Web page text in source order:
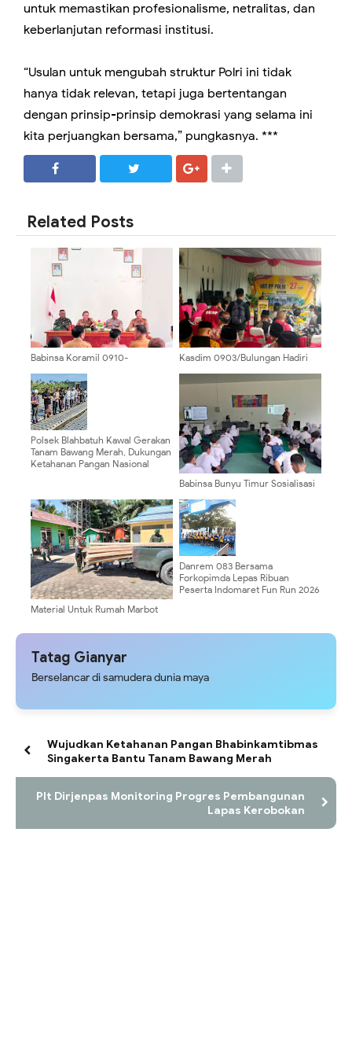
untuk memastikan profesionalisme, netralitas, dan
keberlanjutan reformasi institusi.
“Usulan untuk mengubah struktur Polri ini tidak
hanya tidak relevan, tetapi juga bertentangan
dengan prinsip-prinsip demokrasi yang selama ini
kita perjuangkan bersama,” pungkasnya. ***
Related Posts
Babinsa Koramil 0910-
Pembentukan Panitia HUT RI Ke-
81, Perkuat Sinergi
Menyukseskan Perayaan
Kemerdekaan
‎Kasdim 0903/Bulungan Hadiri
Kabupaten Bulungan
Polsek Blahbatuh Kawal Gerakan
Tanam Bawang Merah, Dukungan
Ketahanan Pangan Nasional
‎Babinsa Bunyu Timur Sosialisasi
kepada Siswa Baru SMK Negeri 1
Bunyu ‎
Material Untuk Rumah Marbot
Terpenuhi
Danrem 083 Bersama
Forkopimda Lepas Ribuan
Peserta Indomaret Fun Run 2026
Tatag Gianyar
Berselancar di samudera dunia maya
Wujudkan Ketahanan Pangan Bhabinkamtibmas
Singakerta Bantu Tanam Bawang Merah
Plt Dirjenpas Monitoring Progres Pembangunan
Lapas Kerobokan